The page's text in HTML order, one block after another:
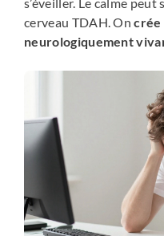
cerveau TDAH. Oncrée
neurologiquement